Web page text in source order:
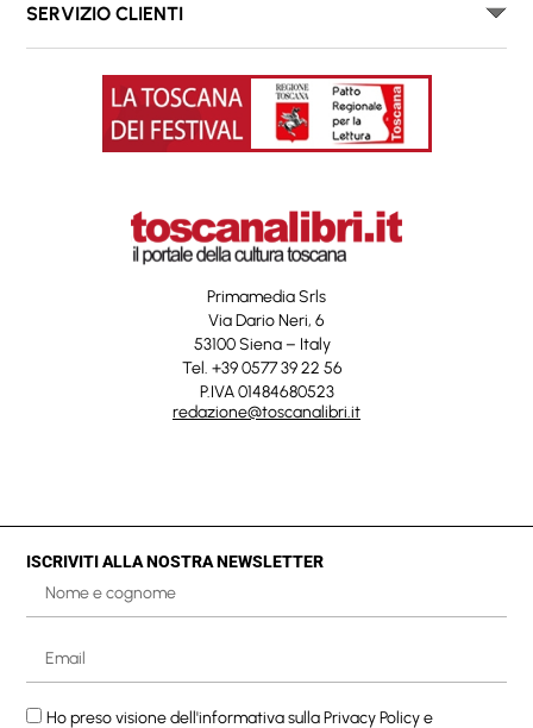
SERVIZIO CLIENTI
Primamedia Srls
Via Dario Neri, 6
53100 Siena – Italy
Tel. +39 0577 39 22 56
P.IVA 01484680523
redazione@toscanalibri.it
ISCRIVITI ALLA NOSTRA NEWSLETTER
Ho preso visione dell'informativa sullaPrivacy Policye